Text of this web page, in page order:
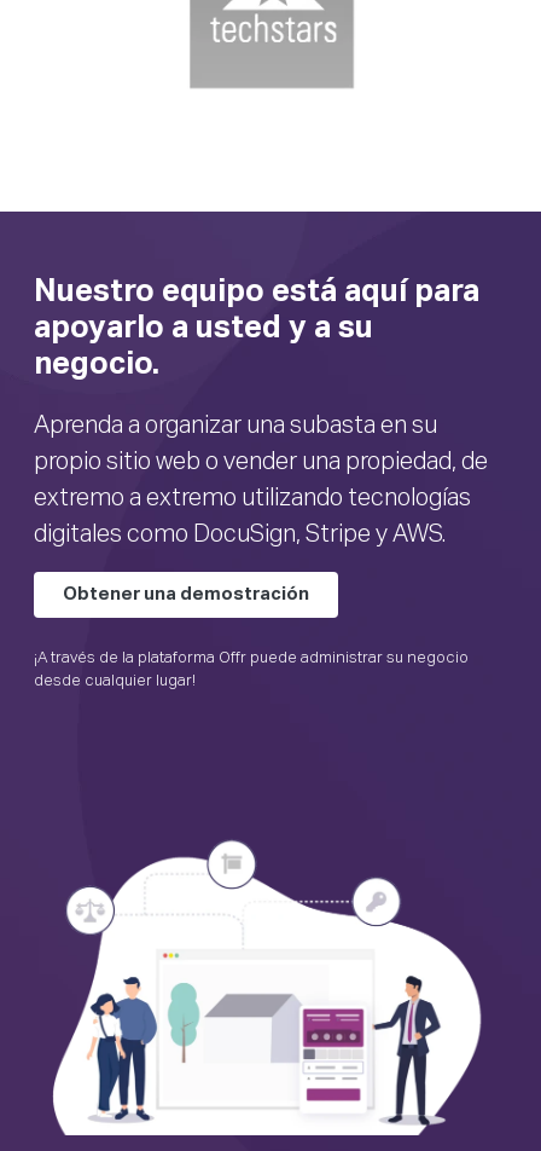
Nuestro equipo está aquí para
apoyarlo a usted y a su
negocio.
Aprenda a organizar una subasta en su
propio sitio web o vender una propiedad, de
extremo a extremo utilizando tecnologías
digitales como DocuSign, Stripe y AWS.
Obtener una demostración
¡A través de la plataforma Offr puede administrar su negocio
desde cualquier lugar!